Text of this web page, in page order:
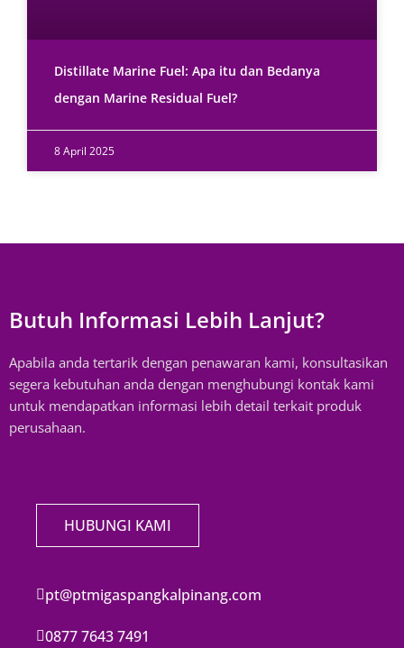
Distillate Marine Fuel: Apa itu dan Bedanya
dengan Marine Residual Fuel?
8 April 2025
Butuh Informasi Lebih Lanjut?
Apabila anda tertarik dengan penawaran kami, konsultasikan
segera kebutuhan anda dengan menghubungi kontak kami
untuk mendapatkan informasi lebih detail terkait produk
perusahaan.
HUBUNGI KAMI
pt@ptmigaspangkalpinang.com
0877 7643 7491